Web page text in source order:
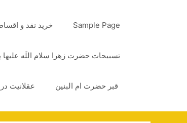
Sample Page خرید نقد و
تسبیحات حضرت زهرا سلام اللَه
قبر حضرت ام البنین عقلانیت